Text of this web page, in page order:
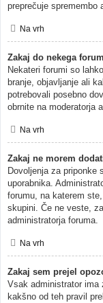
preprečuje spremembo
Na vrh
Zakaj do nekega
Nekateri forumi so
branje, objavljanje ali
potrebovali posebno
obrnite na moderatorja
Na vrh
Zakaj ne morem
Dovoljenja za priponke
uporabnika.
forumu, na katerem
skupini. Če ne veste,
administratorja foruma.
Na vrh
Zakaj sem prejel
Vsak administrator ima
kakšno od teh pravil